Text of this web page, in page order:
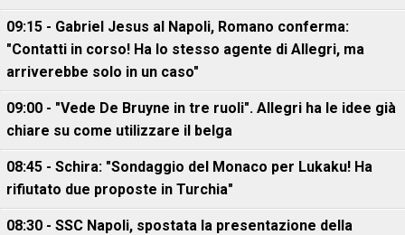
09:15 - Gabriel Jesus al Napoli, Romano conferma:
"Contatti in corso! Ha lo stesso agente di Allegri, ma
arriverebbe solo in un caso"
09:00 - "Vede De Bruyne in tre ruoli". Allegri ha le idee già
chiare su come utilizzare il belga
08:45 - Schira: "Sondaggio del Monaco per Lukaku! Ha
rifiutato due proposte in Turchia"
08:30 - SSC Napoli, spostata la presentazione della